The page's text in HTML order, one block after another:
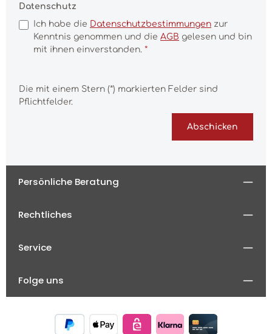
Datenschutz
Ich habe die Datenschutzbestimmungen zur
Kenntnis genommen und die AGB gelesen und bin
mit ihnen einverstanden. *
Die mit einem Stern (*) markierten Felder sind
Pflichtfelder.
Abschicken
Persönliche Beratung
Rechtliches
Service
Folge uns